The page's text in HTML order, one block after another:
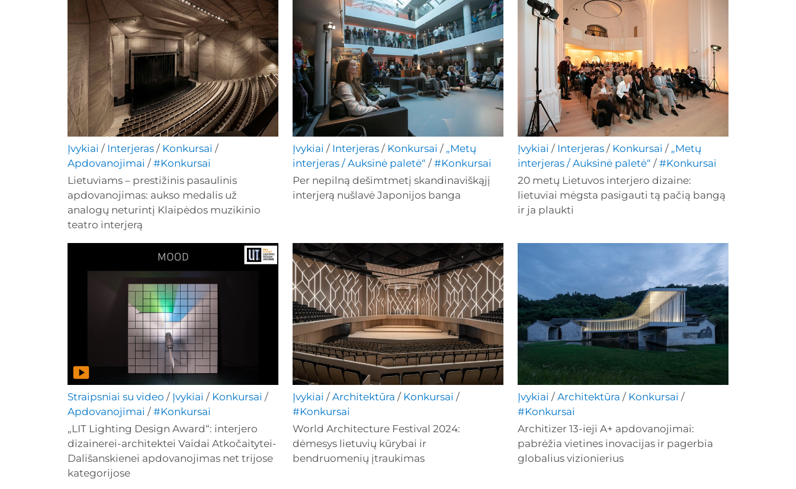
Įvykiai / Interjeras / Konkursai /
Apdovanojimai / #Konkursai
Lietuviams – prestižinis pasaulinis
apdovanojimas: aukso medalis už
analogų neturintį Klaipėdos muzikinio
teatro interjerą
Įvykiai / Interjeras / Konkursai / „Metų
interjeras / Auksinė paletė“ / #Konkursai
Per nepilną dešimtmetį skandinaviškąjį
interjerą nušlavė Japonijos banga
Įvykiai / Interjeras / Konkursai / „Metų
interjeras / Auksinė paletė“ / #Konkursai
20 metų Lietuvos interjero dizaine:
lietuviai mėgsta pasigauti tą pačią bangą
ir ja plaukti
Straipsniai su video / Įvykiai / Konkursai /
Apdovanojimai / #Konkursai
„LIT Lighting Design Award“: interjero
dizainerei-architektei Vaidai Atkočaitytei-
Dališanskienei apdovanojimas net trijose
kategorijose
Įvykiai / Architektūra / Konkursai /
#Konkursai
World Architecture Festival 2024:
dėmesys lietuvių kūrybai ir
bendruomenių įtraukimas
Įvykiai / Architektūra / Konkursai /
#Konkursai
Architizer 13-ieji A+ apdovanojimai:
pabrėžia vietines inovacijas ir pagerbia
globalius vizionierius